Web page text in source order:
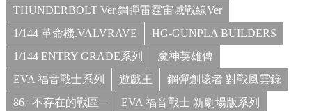
THUNDERBOLT Ver.鋼彈雷霆宙域戰線Ver
1/144 革命機.VALVRAVE
HG-GUNPLA BUILDERS
1/144 ENTRY GRADE系列
魔神英雄傳
EVA 福音戰士系列
遊戲王
鋼彈創壞者 對戰風雲錄
86─不存在的戰區─
EVA 福音戰士 新劇場版系列